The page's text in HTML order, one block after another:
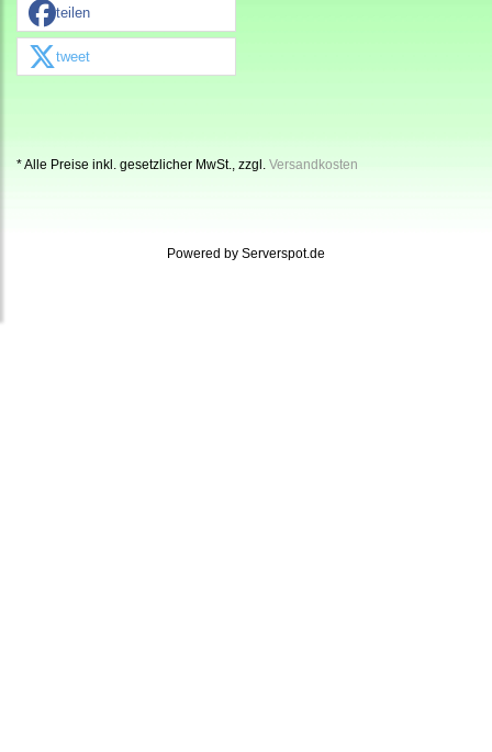
teilen
tweet
* Alle Preise inkl. gesetzlicher MwSt., zzgl. Versandkosten
Powered by Serverspot.de